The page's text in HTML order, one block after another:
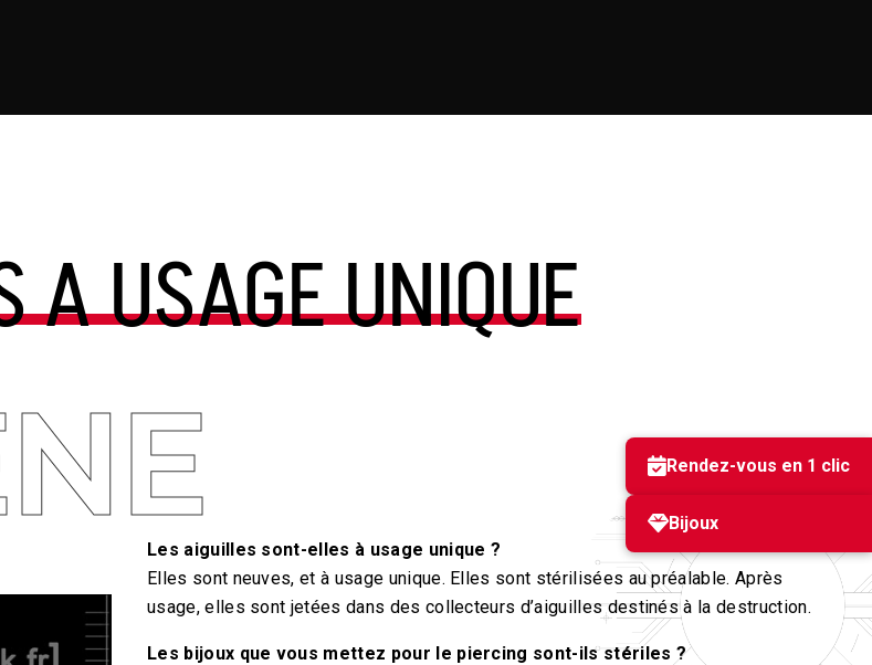
A USAGE UNIQUE
Les aiguilles sont-elles à usage unique ?
Elles sont neuves, et à usage unique. Elles sont stérilisées au préalable. Après
usage, elles sont jetées dans des collecteurs d’aiguilles destinés à la destruction.
Les bijoux que vous mettez pour le piercing sont-ils stériles ?
Rendez-vous en 1 clic
Bijoux